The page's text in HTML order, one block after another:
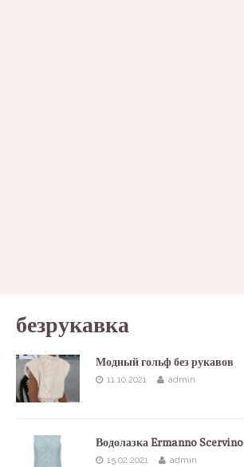
безрукавка
Модный гольф без рукавов
11.10.2021 admin
Водолазка Ermanno Scervino
15.02.2021 admin